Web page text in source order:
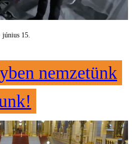
június 15.
nemzetünk